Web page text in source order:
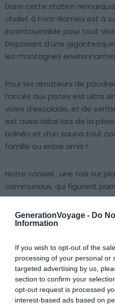
GenerationVoyage - Do
Information
If you wish to opt-out of the
processing of your personal or
targeted advertising by us,
section to confirm your
opt-out request is processed
interest-based ads based on
Dans cette station
chalet à Font-Romeu est à
incontournable pour tout
Disposant d’une
les montagnes
Pour les amateurs de
l’accès aux pistes est ultra
voies d’escalade, et de
est aussi idéal lors de la
balnéo et d’un sauna tout
famille ou entre amis !
Notre conseil : une fois sur
communaux, qui figurent
Visiter Font-Romeu : les
faire
Airbnb Font-Romeu : les
Font-Romeu